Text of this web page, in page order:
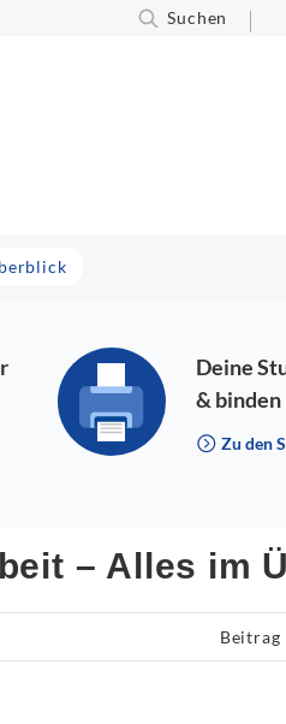
Suchen
Deine
& binden
Zu den
– Alles im
Beitrag